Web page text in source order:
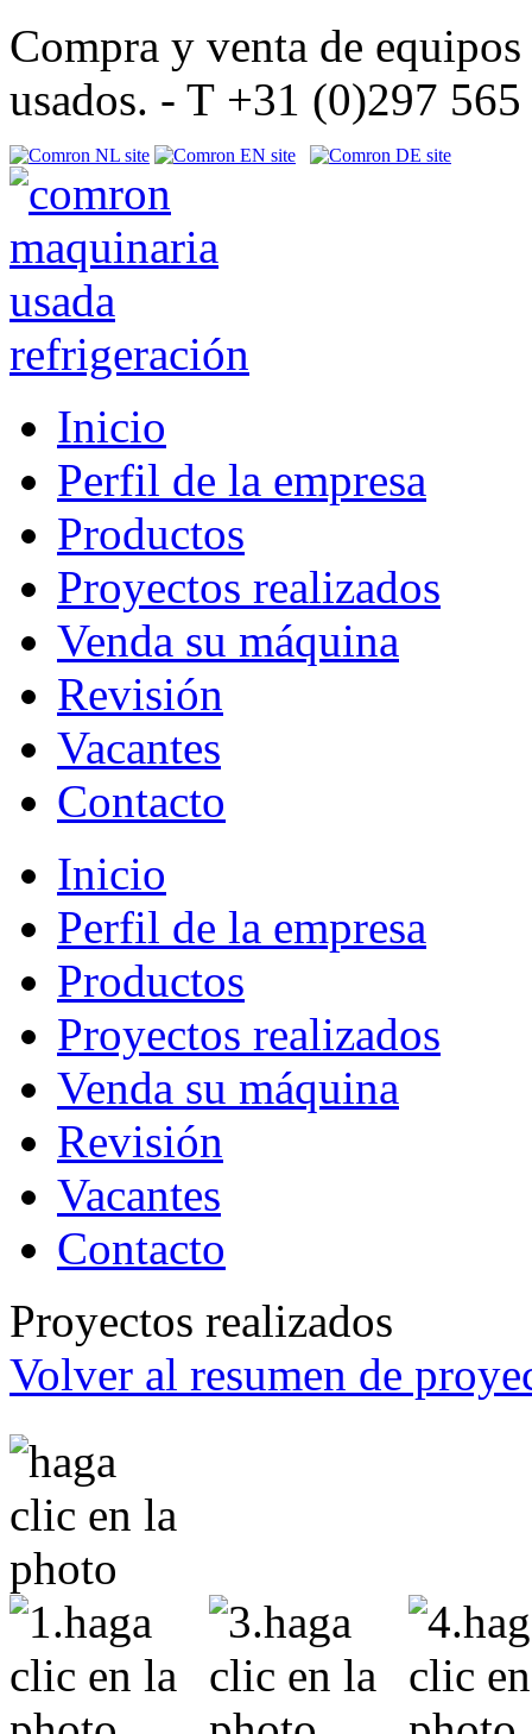
Compra y venta de
usados. - T +31 (0)297
Inicio
Perfil de la empresa
Productos
Proyectos realizados
Venda su máquina
Revisión
Vacantes
Contacto
Inicio
Perfil de la empresa
Productos
Proyectos realizados
Venda su máquina
Revisión
Vacantes
Contacto
Proyectos realizados
Volver al resumen de